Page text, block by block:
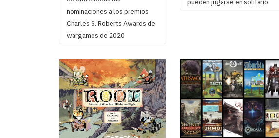
nominaciones a los premios
Charles S. Roberts Awards de
wargames de 2020
pueden jugarse en solitario